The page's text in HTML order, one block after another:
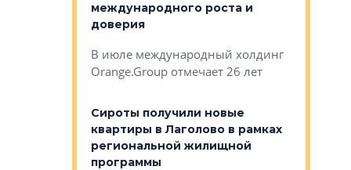
международного роста и
доверия
В июле международный холдинг
Orange.Group отмечает 26 лет
Сироты получили новые
квартиры в Лаголово в рамках
региональной жилищной
программы